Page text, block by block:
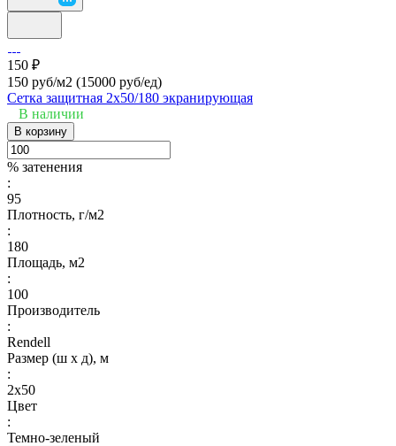
150 ₽
150 руб/м2 (15000 руб/eд)
Сетка защитная 2х50/180 экранирующая
В наличии
В корзину
% затенения
:
95
Плотность, г/м2
:
180
Площадь, м2
:
100
Производитель
:
Rendell
Размер (ш х д), м
:
2х50
Цвет
:
Темно-зеленый